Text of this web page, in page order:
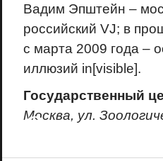
Вадим Эпштейн –
российский VJ; в
с марта 2009 года –
иллюзий in[visible].
Государственный
Москва, ул.
18+